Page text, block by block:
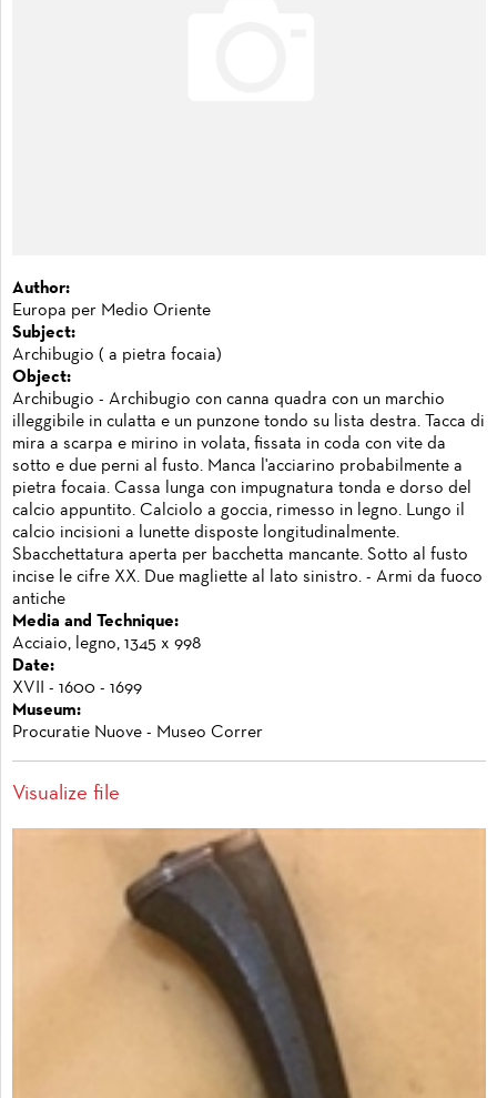
Author:
Europa per Medio Oriente
Subject:
Archibugio ( a pietra focaia)
Object:
Archibugio - Archibugio con canna quadra con un marchio
illeggibile in culatta e un punzone tondo su lista destra. Tacca di
mira a scarpa e mirino in volata, fissata in coda con vite da
sotto e due perni al fusto. Manca l'acciarino probabilmente a
pietra focaia. Cassa lunga con impugnatura tonda e dorso del
calcio appuntito. Calciolo a goccia, rimesso in legno. Lungo il
calcio incisioni a lunette disposte longitudinalmente.
Sbacchettatura aperta per bacchetta mancante. Sotto al fusto
incise le cifre XX. Due magliette al lato sinistro. - Armi da fuoco
antiche
Media and Technique:
Acciaio, legno, 1345 x 998
Date:
XVII - 1600 - 1699
Museum:
Procuratie Nuove - Museo Correr
Visualize file